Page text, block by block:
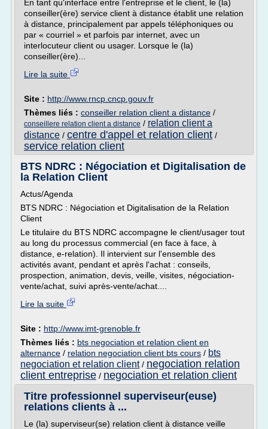
En tant qu'interface entre l'entreprise et le client, le (la)
conseiller(ère) service client à distance établit une relation
à distance, principalement par appels téléphoniques ou
par « courriel » et parfois par internet, avec un
interlocuteur client ou usager. Lorsque le (la)
conseiller(ère)...
Lire la suite
Site : http://www.rncp.cncp.gouv.fr
Thèmes liés : conseiller relation client a distance /
conseillere relation client a distance / relation client a
distance / centre d'appel et relation client /
service relation client
BTS NDRC : Négociation et Digitalisation de
la Relation Client
Actus/Agenda
BTS NDRC : Négociation et Digitalisation de la Relation
Client
Le titulaire du BTS NDRC accompagne le client/usager tout
au long du processus commercial (en face à face, à
distance, e-relation). Il intervient sur l'ensemble des
activités avant, pendant et après l'achat : conseils,
prospection, animation, devis, veille, visites, négociation-
vente/achat, suivi après-vente/achat....
Lire la suite
Site : http://www.imt-grenoble.fr
Thèmes liés : bts negociation et relation client en
alternance / relation negociation client bts cours / bts
negociation et relation client/ negociation relation
client entreprise / negociation et relation client
Titre professionnel superviseur(euse)
relations clients à ...
Le (la) superviseur(se) relation client à distance veille